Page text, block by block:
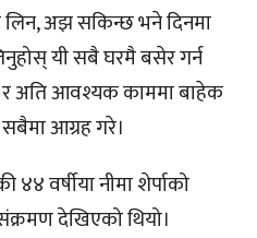
लिन, अझ सकिन्छ भने दिनमा
यी सबै घरमै बसेर गर्न
र अति आवश्यक काममा बाहेक
आग्रह गरे।
वर्षीया नीमा शेर्पाको
देखिएको थियो।